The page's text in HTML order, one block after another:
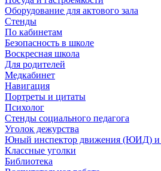
Оборудование для актового зала
Стенды
По кабинетам
Безопасность в школе
Воскресная школа
Для родителей
Медкабинет
Навигация
Портреты и цитаты
Психолог
Стенды социального педагога
Уголок дежурства
Юный инспектор движения (ЮИД)
Классные уголки
Библиотека